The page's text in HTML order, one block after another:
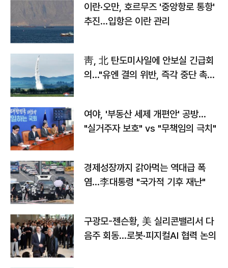
이란·오만, 호르무즈 '중앙항로 통항'
추진…입항은 이란 관리
靑, 北 탄도미사일에 안보실 긴급회
의…"유엔 결의 위반, 즉각 중단 촉
여야, '부동산 세제 개편안' 공방…
"실거주자 보호" vs "무책임의 극치"
경제성장까지 갉아먹는 역대급 폭
염…李대통령 "국가적 기후 재난"
구광모-젠슨황, 美 실리콘밸리서 다
음주 회동…로봇·피지컬AI 협력 논의